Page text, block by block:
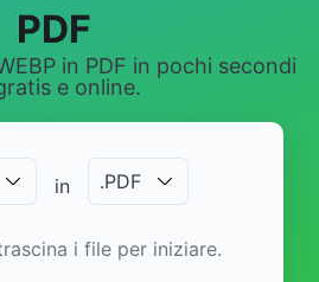
PDF
in PDF in pochi secondi
e online.
in .PDF
i file per iniziare.